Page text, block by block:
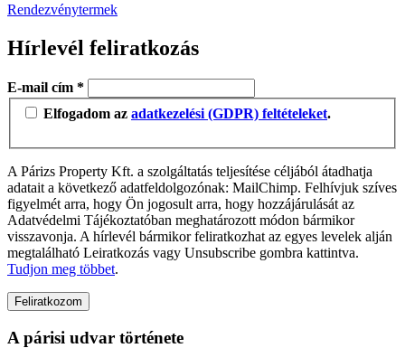
Rendezvénytermek
Hírlevél feliratkozás
E-mail cím *
Elfogadom az adatkezelési (GDPR) feltételeket.
A Párizs Property Kft. a szolgáltatás teljesítése céljából átadhatja
adatait a következő adatfeldolgozónak: MailChimp. Felhívjuk szíves
figyelmét arra, hogy Ön jogosult arra, hogy hozzájárulását az
Adatvédelmi Tájékoztatóban meghatározott módon bármikor
visszavonja. A hírlevél bármikor feliratkozhat az egyes levelek alján
megtalálható Leiratkozás vagy Unsubscribe gombra kattintva.
Tudjon meg többet.
A párisi udvar története